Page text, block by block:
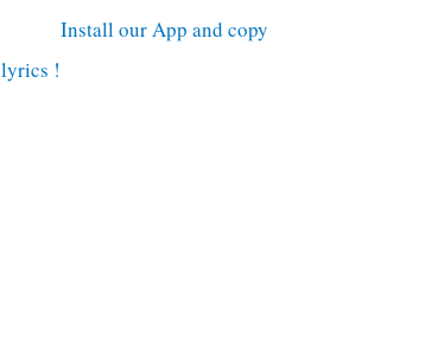
Install our App and copy
lyrics !